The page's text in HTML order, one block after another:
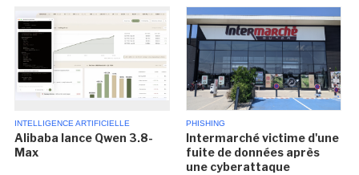
INTELLIGENCE ARTIFICIELLE
Alibaba lance Qwen 3.8-
Max
PHISHING
Intermarché victime d'une
fuite de données après
une cyberattaque